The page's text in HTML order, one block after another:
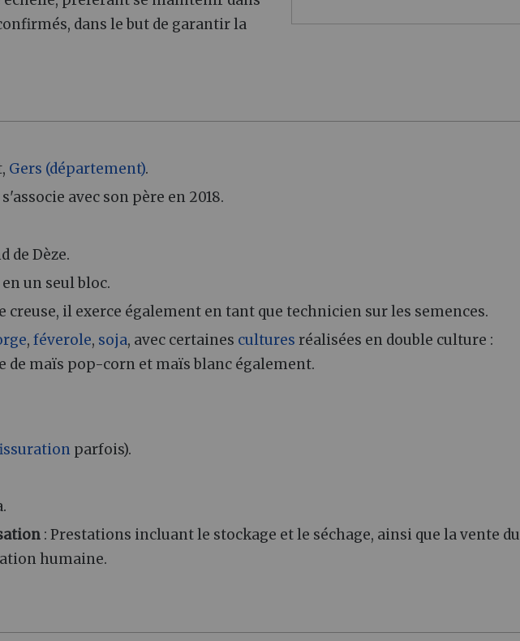
dans le but de garantir la
Gers (département).
s'associe avec son père en 2018.
de Dèze.
un seul bloc.
creuse, il exerce également en tant que technicien sur les semences.
,féverole, soja, avec certaines cultures réalisées en double culture :
de maïs pop-corn et maïs blanc également.
parfois).
: Prestations incluant le stockage et le séchage, ainsi que la vente du
humaine.